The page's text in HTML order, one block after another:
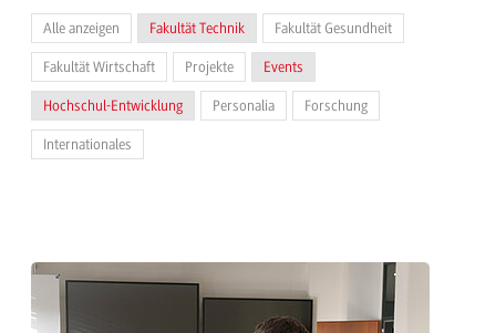
Alle anzeigen Fakultät Technik Fakultät Gesundheit
Fakultät Wirtschaft Projekte Events
Hochschul-Entwicklung Personalia Forschung
Internationales